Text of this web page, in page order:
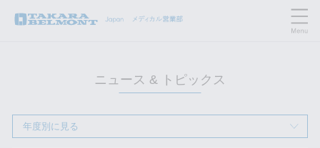
ニュース & トピックス
年度別に見る